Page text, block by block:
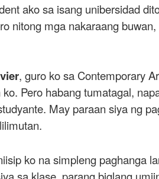
ako sa isang unibersidad
nitong mga nakaraang
, guro ko sa Contemporary
Pero habang tumatagal,
May paraan siya ng
ko na simpleng paghanga
sa klase, parang biglang